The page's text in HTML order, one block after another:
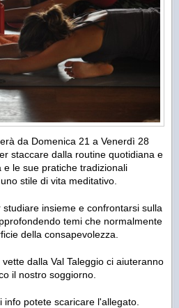
da Domenica 21 a Venerdì 28
staccare dalla routine quotidiana e
e le sue pratiche tradizionali
stile di vita meditativo.
insieme e confrontarsi sulla
temi che normalmente
della consapevolezza.
dalla Val Taleggio ci aiuteranno
il nostro soggiorno.
potete scaricare l'allegato.